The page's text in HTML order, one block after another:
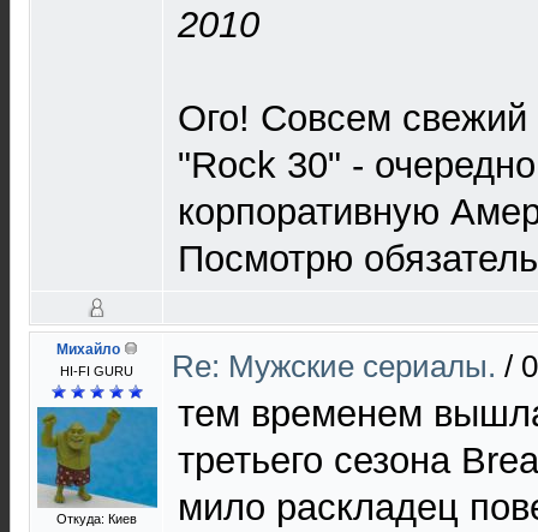
2010
Ого! Совсем свежий
"Rock 30" -
корпоративную
Посмотрю
Михайло
HI-FI GURU
Откуда: Киев
Re: Мужские сериалы. /
тем временем
третьего сезона
мило раскладец